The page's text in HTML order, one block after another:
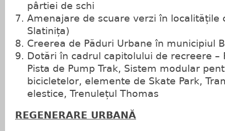
pârtiei de schi
Amenajare de scuare verzi în localitățile
Slatinița)
Creerea de Păduri Urbane în municipiul
Dotări în cadrul capitolului de recreere –
Pista de Pump Trak, Sistem modular
bicicletelor, elemente de Skate Park,
elestice, Trenulețul Thomas
REGENERARE URBANĂ